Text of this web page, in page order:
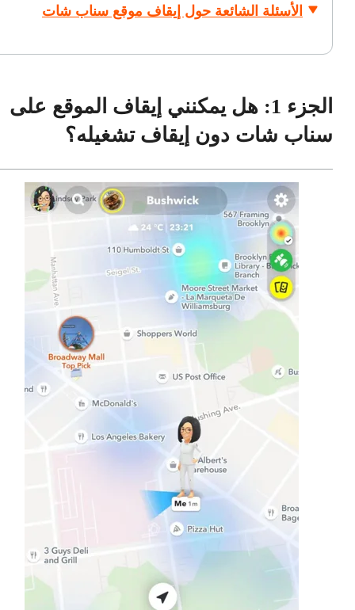
الأسئلة الشائعة حول إيقاف موقع سناب شات
الجزء 1: هل يمكنني إيقاف الموقع على
سناب شات دون إيقاف تشغيله؟